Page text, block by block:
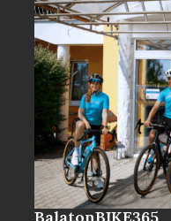
BalatonBIKE365